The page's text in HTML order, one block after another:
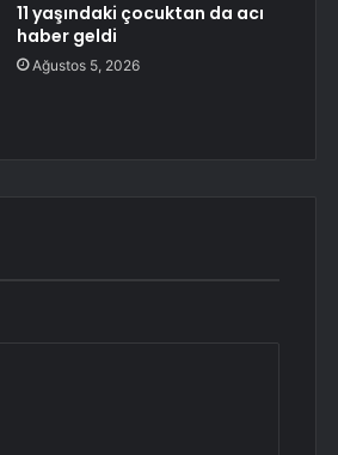
11 yaşındaki çocuktan da acı
haber geldi
Ağustos 5, 2026